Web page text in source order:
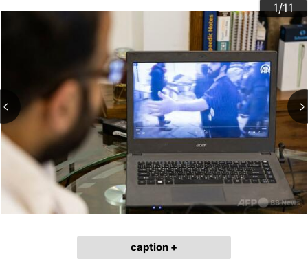
1/11
2/11
3/11
4/11
5/11
6/11
7/11
8/11
9/11
10/11
11/11
caption +